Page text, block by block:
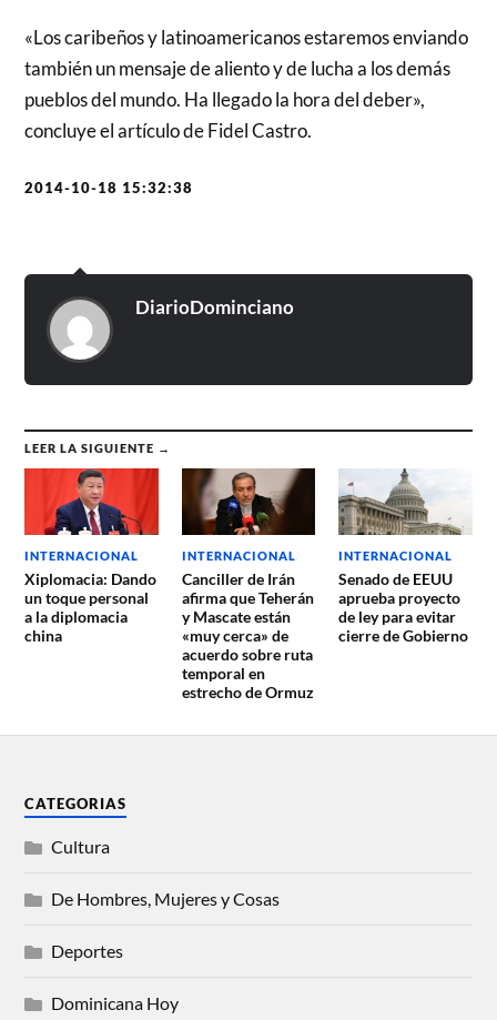
«Los caribeños y latinoamericanos estaremos enviando
también un mensaje de aliento y de lucha a los demás
pueblos del mundo. Ha llegado la hora del deber»,
concluye el artículo de Fidel Castro.
2014-10-18 15:32:38
DiarioDominciano
LEER LA SIGUIENTE →
INTERNACIONAL
Xiplomacia: Dando
un toque personal
a la diplomacia
china
INTERNACIONAL
Canciller de Irán
afirma que Teherán
y Mascate están
«muy cerca» de
acuerdo sobre ruta
temporal en
estrecho de Ormuz
INTERNACIONAL
Senado de EEUU
aprueba proyecto
de ley para evitar
cierre de Gobierno
CATEGORIAS
Cultura
De Hombres, Mujeres y Cosas
Deportes
Dominicana Hoy